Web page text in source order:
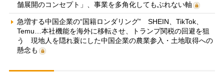
舗展開のコンセプト」、事業を多角化してもぶれない軸
急増する中国企業の“国籍ロンダリング” SHEIN、TikTok、
Temu…本社機能を海外に移転させ、トランプ関税の回避を狙
う 現地人を隠れ蓑にした中国企業の農業参入・土地取得への
懸念も